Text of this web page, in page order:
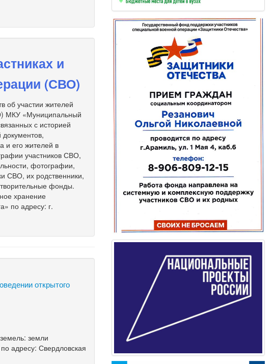
и
(СВО)
об участии жителей
МКУ «Муниципальный
с историей
и его жителей в
участников СВО,
фотографии,
СВО, их родственники,
фонды.
хранение
по адресу: г.
открытого
земли
адресу: Свердловская